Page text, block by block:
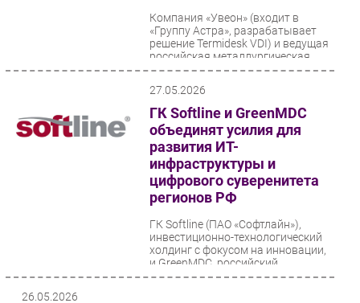
Компания «Увеон» (входит в
«Группу Астра», разрабатывает
решение Termidesk VDI) и ведущая
российская металлургическая
компания подписали...
27.05.2026
ГК Softline и GreenMDC
объединят усилия для
развития ИТ-
инфраструктуры и
цифрового суверенитета
регионов РФ
ГК Softline (ПАО «Софтлайн»),
инвестиционно-технологический
холдинг с фокусом на инновации,
и GreenMDC, российский
разработчик и производитель...
26.05.2026